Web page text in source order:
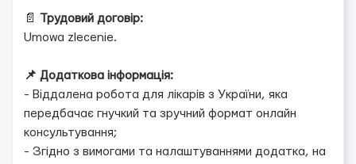
📄
Трудовий договір:
Umowa zlecenie.
📌 Додаткова інформація:
- Віддалена робота для лікарів з України, яка
передбачає гнучкий та зручний формат онлайн
консультування;
- Згідно з вимогами та налаштуваннями додатка, на